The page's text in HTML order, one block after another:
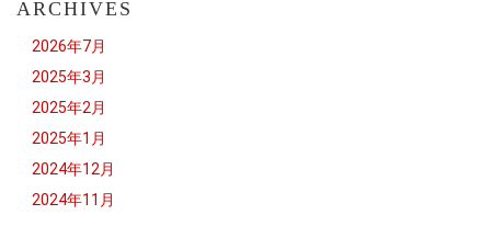
ARCHIVES
2026年7月
2025年3月
2025年2月
2025年1月
2024年12月
2024年11月